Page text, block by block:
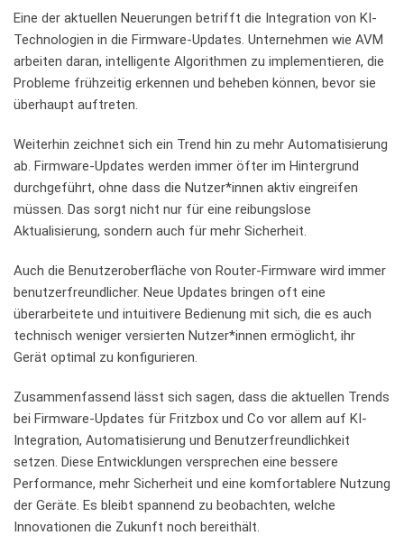
Eine der aktuellen⁣ Neuerungen betrifft die Integration von‍ KI-
Technologien in die Firmware-Updates. Unternehmen⁤ wie AVM
arbeiten daran, intelligente Algorithmen ​zu implementieren, ​die
Probleme ⁤frühzeitig erkennen und beheben können, bevor sie ​
überhaupt auftreten.
Weiterhin zeichnet sich​ ein Trend hin zu mehr Automatisierung
ab. Firmware-Updates ⁣werden immer⁤ öfter im Hintergrund
‍durchgeführt, ohne ‍dass die Nutzer*innen aktiv eingreifen⁤
müssen. ‍Das sorgt nicht⁣ nur für eine reibungslose
⁤Aktualisierung, sondern auch für mehr ​Sicherheit.
Auch die Benutzeroberfläche von ⁣Router-Firmware wird immer
‌benutzerfreundlicher. Neue ⁣Updates bringen oft eine
überarbeitete ​und intuitivere Bedienung ‍mit sich, die‌ es auch
⁣technisch weniger versierten Nutzer*innen⁣ ermöglicht,‍ ihr
Gerät optimal zu konfigurieren.
Zusammenfassend lässt sich sagen, dass⁣ die aktuellen ⁤Trends
bei‌ Firmware-Updates​ für‍ Fritzbox⁢ und Co vor‌ allem auf KI-
Integration,​ Automatisierung und‌ Benutzerfreundlichkeit
⁢setzen. ⁢Diese Entwicklungen versprechen⁣ eine bessere
Performance, mehr Sicherheit⁢ und eine komfortablere Nutzung
der Geräte. Es ‍bleibt spannend zu beobachten, welche
⁤Innovationen die Zukunft‌ noch ⁤bereithält.